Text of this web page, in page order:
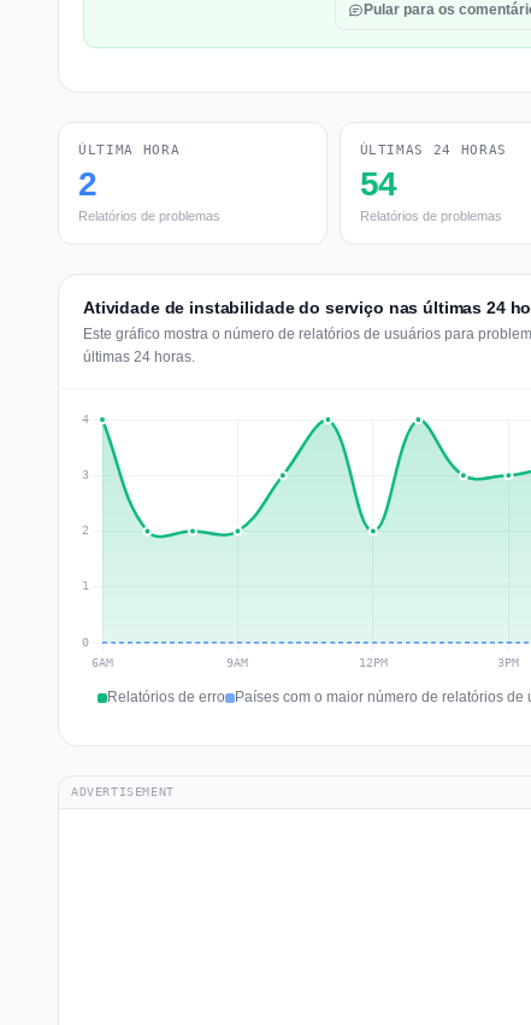
Pular para os
ÚLTIMA HORA
2
Relatórios de problemas
ÚLTIMAS 24 HORAS
54
Relatórios de problemas
Atividade de instabilidade do serviço nas últimas 24
Este gráfico mostra o número de relatórios de usuários para
últimas 24 horas.
Relatórios de erro Países com o maior número de relatórios
ADVERTISEMENT